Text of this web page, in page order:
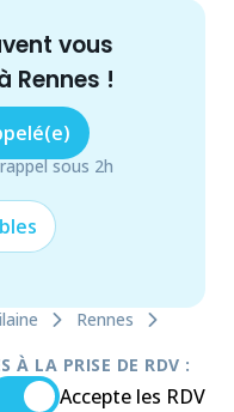
vous
Rennes !
sous 2h
Rennes
À LA PRISE DE RDV :
Accepte les RDV